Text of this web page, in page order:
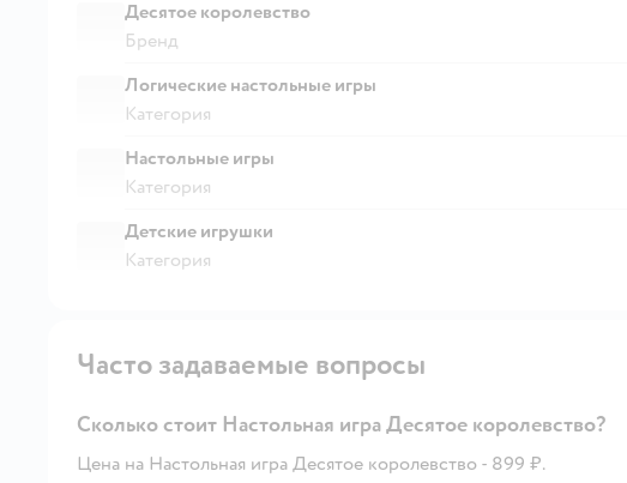
Десятое королевство
Бренд
Логические настольные игры
Категория
Настольные игры
Категория
Детские игрушки
Категория
Часто задаваемые вопросы
Сколько стоит Настольная игра Десятое королевство?
Цена на Настольная игра Десятое королевство - 899 ₽.